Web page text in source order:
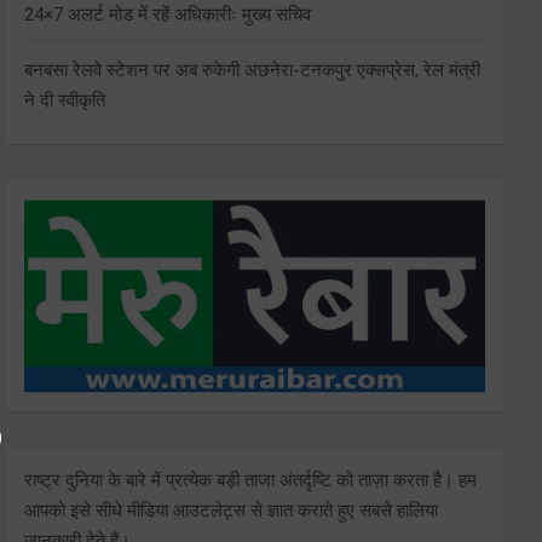
24×7 अलर्ट मोड में रहें अधिकारीः मुख्य सचिव
बनबसा रेलवे स्टेशन पर अब रुकेगी अछनेरा-टनकपुर एक्सप्रेस, रेल मंत्री
ने दी स्वीकृति
राष्ट्र दुनिया के बारे में प्रत्येक बड़ी ताजा अंतर्दृष्टि को ताज़ा करता है। हम
आपको इसे सीधे मीडिया आउटलेट्स से ज्ञात कराते हुए सबसे हालिया